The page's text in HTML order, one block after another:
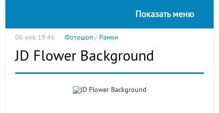
Показать меню
06 янв 19:46 Фотошоп / Рамки
JD Flower Background